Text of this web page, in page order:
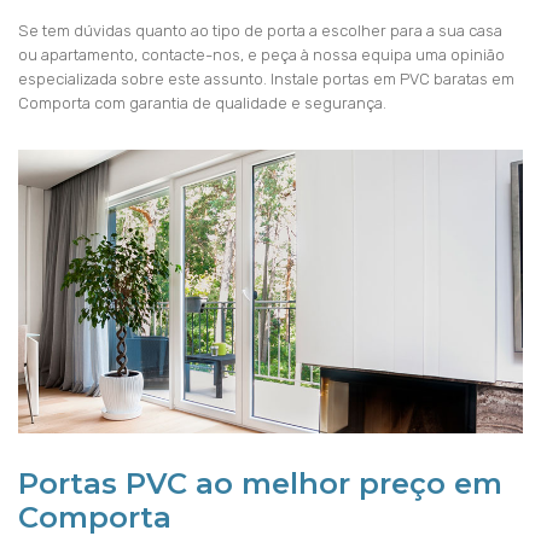
Se tem dúvidas quanto ao tipo de porta a escolher para a sua casa
ou apartamento, contacte-nos, e peça à nossa equipa uma opinião
especializada sobre este assunto. Instale portas em PVC baratas em
Comporta com garantia de qualidade e segurança.
Portas PVC ao melhor preço em
Comporta